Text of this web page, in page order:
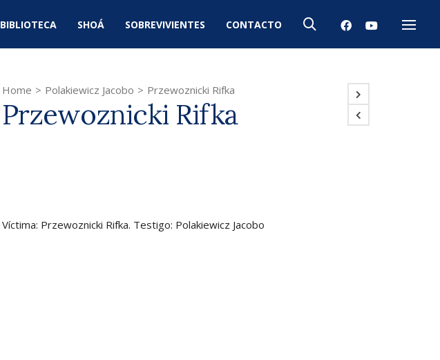
BIBLIOTECA SHOÁ SOBREVIVIENTES CONTACTO
Menú
Home > Polakiewicz Jacobo > Przewoznicki Rifka
Przewoznicki Rifka
Víctima: Przewoznicki Rifka. Testigo: Polakiewicz Jacobo